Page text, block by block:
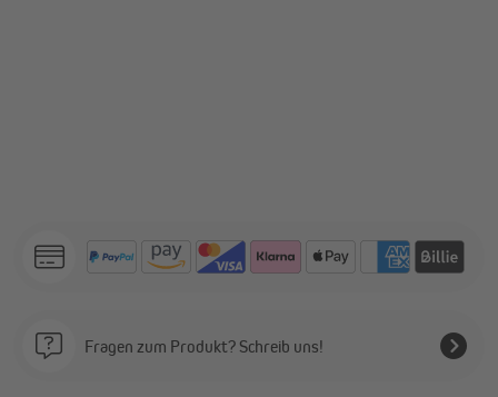
Fragen zum Produkt? Schreib uns!